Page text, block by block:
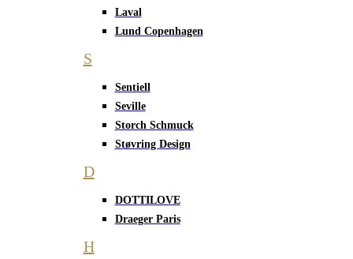
Laval
Lund Copenhagen
S
Sentiell
Seville
Storch Schmuck
Støvring Design
D
DOTTILOVE
Draeger Paris
H